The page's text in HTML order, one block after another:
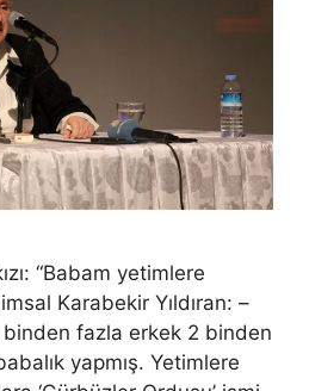
“Babam yetimlere
Karabekir Yıldıran: –
binden fazla erkek 2 binden
yapmış. Yetimlere